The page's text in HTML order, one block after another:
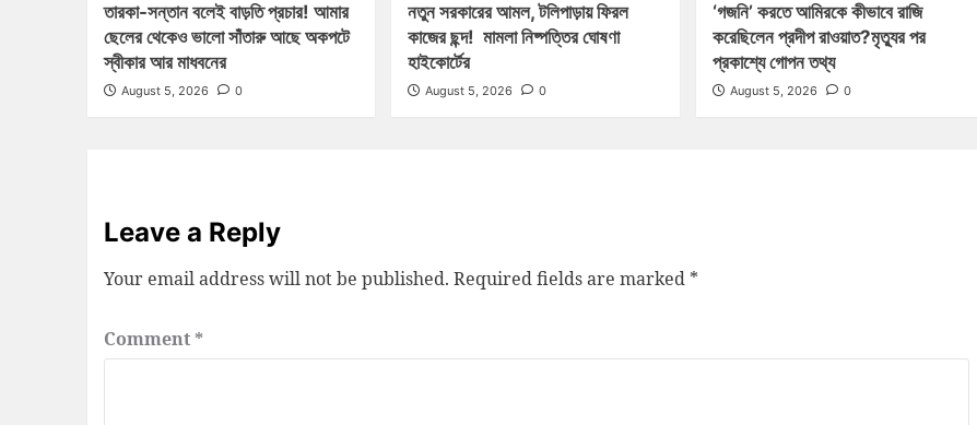
তারকা-সন্তান বলেই বাড়তি প্রচার! আমার
ছেলের থেকেও ভালো সাঁতারু আছে অকপটে
স্বীকার আর মাধবনের
August 5, 2026 0
নতুন সরকারের আমল, টলিপাড়ায় ফিরল
কাজের ছন্দ! মামলা নিষ্পত্তির ঘোষণা
হাইকোর্টের
August 5, 2026 0
‘গজনি’ করতে আমিরকে কীভাবে রাজি
করেছিলেন প্রদীপ রাওয়াত?মৃত্যুর পর
প্রকাশ্যে গোপন তথ্য
August 5, 2026 0
Leave a Reply
Your email address will not be published. Required fields are marked *
Comment *